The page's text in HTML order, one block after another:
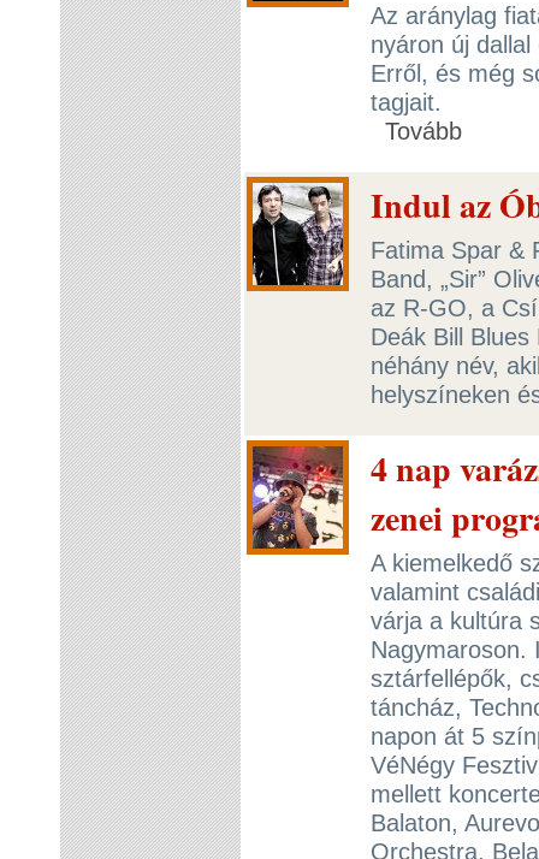
Az aránylag
nyáron új
Erről, és még
tagjait.
Tovább
Indul az
Fatima Spar &
Band, „Sir”
az R-GO, a
Deák Bill
néhány név,
helyszíneken
4 nap
zenei
A kiemelkedő
valamint
várja a kultúra
Nagymaroson.
sztárfellépők,
táncház,
napon át 5
VéNégy
mellett
Balaton,
Orchestra,